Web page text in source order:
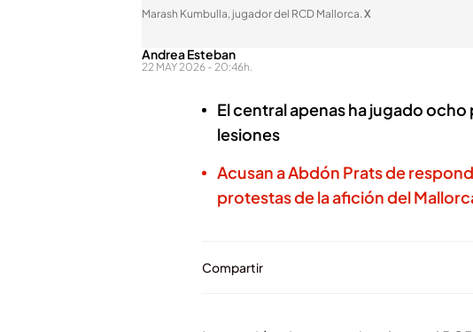
Marash Kumbulla, jugador del RCD Mallorca.X
Andrea Esteban
22 MAY 2026 - 20:46h.
El central apenas ha jugado
lesiones
Acusan a Abdón Prats de
protestas de la afición del
Compartir